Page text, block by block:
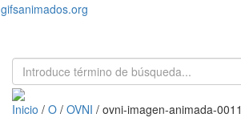
gifsanimados.org
Inicio / O / OVNI / ovni-imagen-animada-0011